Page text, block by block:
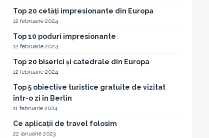
Top 20 cetăți impresionante din Europa
12 februarie 2024
Top 10 poduri impresionante
12 februarie 2024
Top 20 biserici și catedrale din Europa
12 februarie 2024
Top 5 obiective turistice gratuite de vizitat
într-o zi în Berlin
11 februarie 2024
Ce aplicații de travel folosim
22 ianuarie 2023